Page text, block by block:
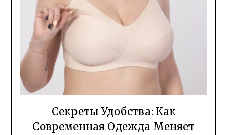
Секреты Удобства: Как
Современная Одежда Меняет